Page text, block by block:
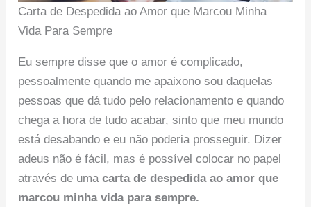
Carta de Despedida ao Amor que Marcou Minha
Vida Para Sempre
Eu sempre disse que o amor é complicado,
pessoalmente quando me apaixono sou daquelas
pessoas que dá tudo pelo relacionamento e quando
chega a hora de tudo acabar, sinto que meu mundo
está desabando e eu não poderia prosseguir. Dizer
adeus não é fácil, mas é possível colocar no papel
através de umacarta de despedida ao amor que
marcou minha vida para sempre.